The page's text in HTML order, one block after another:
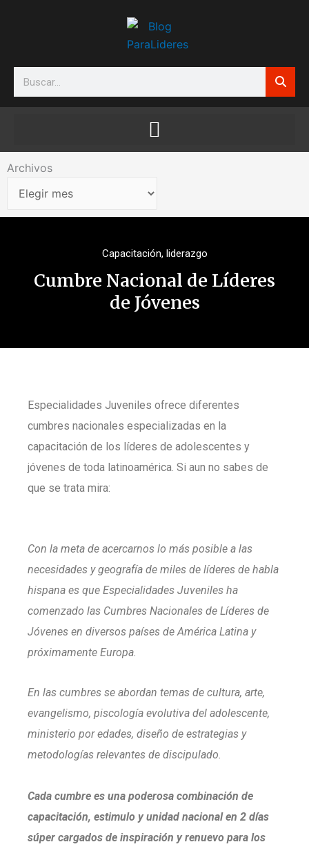
Search
Archivos
Archivos
Capacitación, liderazgo
Cumbre Nacional de Líderes
de Jóvenes
Especialidades Juveniles ofrece diferentes
cumbres nacionales especializadas en la
capacitación de los líderes de adolescentes y
jóvenes de toda latinoamérica. Si aun no sabes de
que se trata mira:
Con la meta de acercarnos lo más posible a las
necesidades y geografía de miles de líderes de habla
hispana es que Especialidades Juveniles ha
comenzado las Cumbres Nacionales de Líderes de
Jóvenes en diversos países de América Latina y
próximamente Europa.
En las cumbres se abordan temas de cultura, arte,
evangelismo, piscología evolutiva del adolescente,
ministerio por edades, diseño de estrategias y
metodologías relevantes de discipulado.
Cada cumbre es una poderosa combinación de
capacitación, estimulo y unidad nacional en 2 días
súper cargados de inspiración y renuevo para los